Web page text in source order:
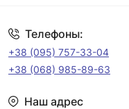
Телефоны:
+38 (095) 757-33-04
+38 (068) 985-89-63
Наш адрес